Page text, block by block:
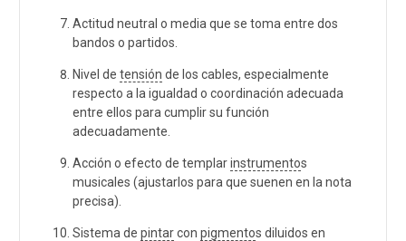
Actitud neutral o media que se toma entre dos
bandos o partidos.
Nivel de tensión de los cables, especialmente
respecto a la igualdad o coordinación adecuada
entre ellos para cumplir su función
adecuadamente.
Acción o efecto de templarinstrumentos
musicales (ajustarlos para que suenen en la nota
precisa).
Sistema de pintarcon pigmentos diluidos en